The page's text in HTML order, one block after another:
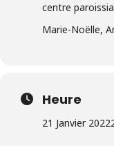
centre
Marie-Noëlle,
Heure
21 Janvier 2022